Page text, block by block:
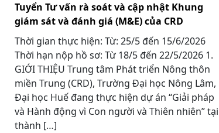
Tuyển Tư vấn rà soát và cập nhật Khung
giám sát và đánh giá (M&E) của CRD
Thời gian thực hiện: Từ: 25/5 đến 15/6/2026
Thời hạn nộp hồ sơ: Từ 18/5 đến 22/5/2026 1.
GIỚI THIỆU Trung tâm Phát triển Nông thôn
miền Trung (CRD), Trường Đại học Nông Lâm,
Đại học Huế đang thực hiện dự án “Giải pháp
và Hành động vì Con người và Thiên nhiên” tại
thành […]